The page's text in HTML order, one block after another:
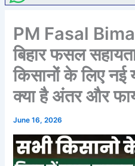
PM Fasal
बिहार फसल
किसानों के लिए नई
क्या है अंतर और
June 16, 2026